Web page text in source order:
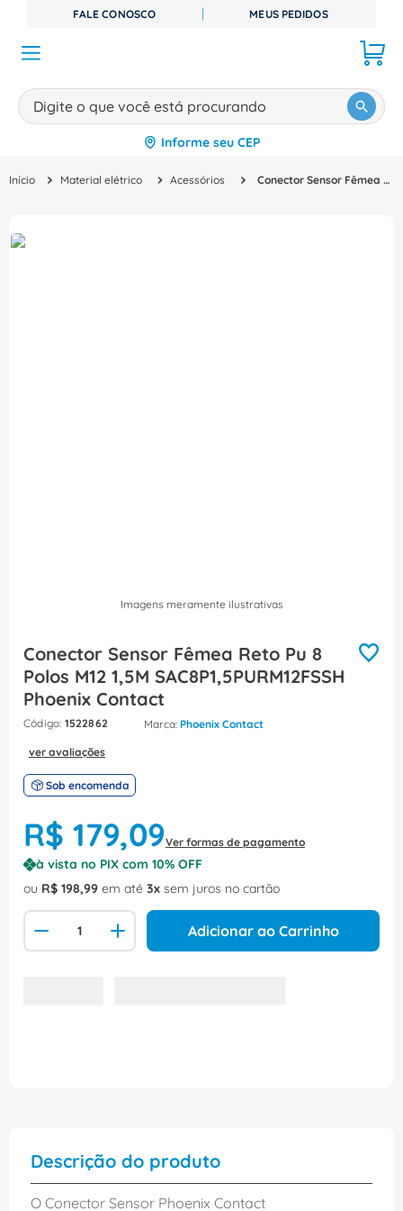
FALE CONOSCO MEUS PEDIDOS
Digite o que você está procurando
Informe seu CEP
Material elétrico Acessórios Conector Sensor Fêmea Reto Pu 8 Polos M12 1,5M SAC8P1,5PURM12FSSH Phoenix Contact
Imagens meramente ilustrativas
Conector Sensor Fêmea Reto Pu 8
Polos M12 1,5M SAC8P1,5PURM12FSSH
Phoenix Contact
: 1522862 Phoenix Contact
ver avaliações
Sob encomenda
R$ 179,09Ver formas de pagamento
à vista no PIX com 10% OFF
ou R$ 198,99 em até 3 sem juros no cartão
Adicionar ao Carrinho
Descrição do produto
O Conector Sensor Phoenix Contact
TERMOS MAIS BUSCADOS
º disjuntor